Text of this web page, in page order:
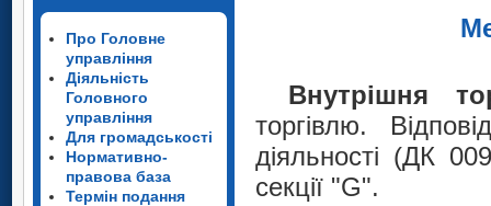
Про Головне
управління
Діяльність
Головного
управління
Для громадськості
Нормативно-
правова база
Термін подання
Внутрішня
торгівлю.
діяльності (ДК
секції "G".